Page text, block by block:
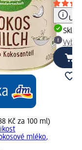
Kč za 100 ml)
mléko,